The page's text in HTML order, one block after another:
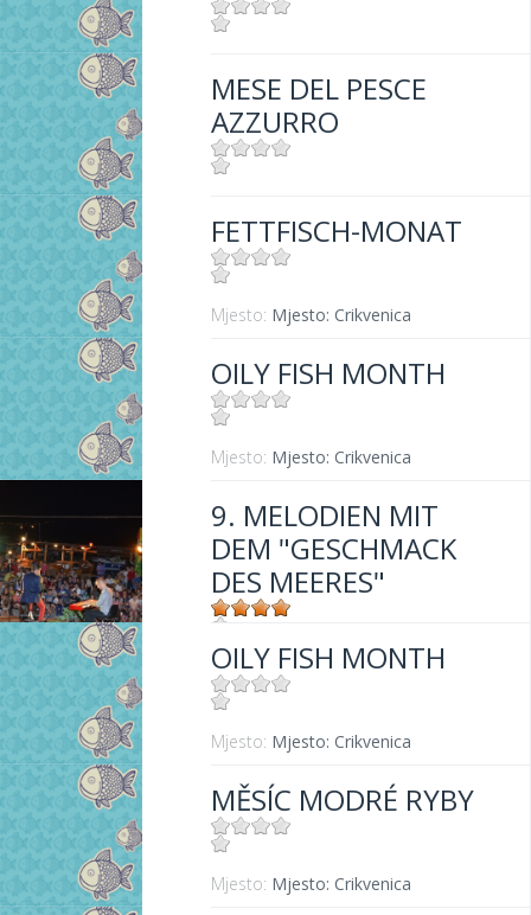
MESE DEL PESCE
AZZURRO
FETTFISCH-MONAT
Mjesto: Mjesto: Crikvenica
OILY FISH MONTH
Mjesto: Mjesto: Crikvenica
9. MELODIEN MIT
DEM "GESCHMACK
DES MEERES"
Mjesto: Mjesto: Jadranovo
OILY FISH MONTH
Mjesto: Mjesto: Crikvenica
MĚSÍC MODRÉ RYBY
Mjesto: Mjesto: Crikvenica